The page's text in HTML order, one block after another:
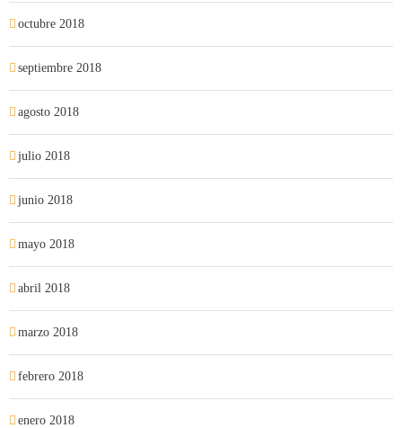
octubre 2018
septiembre 2018
agosto 2018
julio 2018
junio 2018
mayo 2018
abril 2018
marzo 2018
febrero 2018
enero 2018